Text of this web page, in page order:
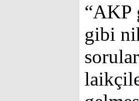
“AKP
gibi